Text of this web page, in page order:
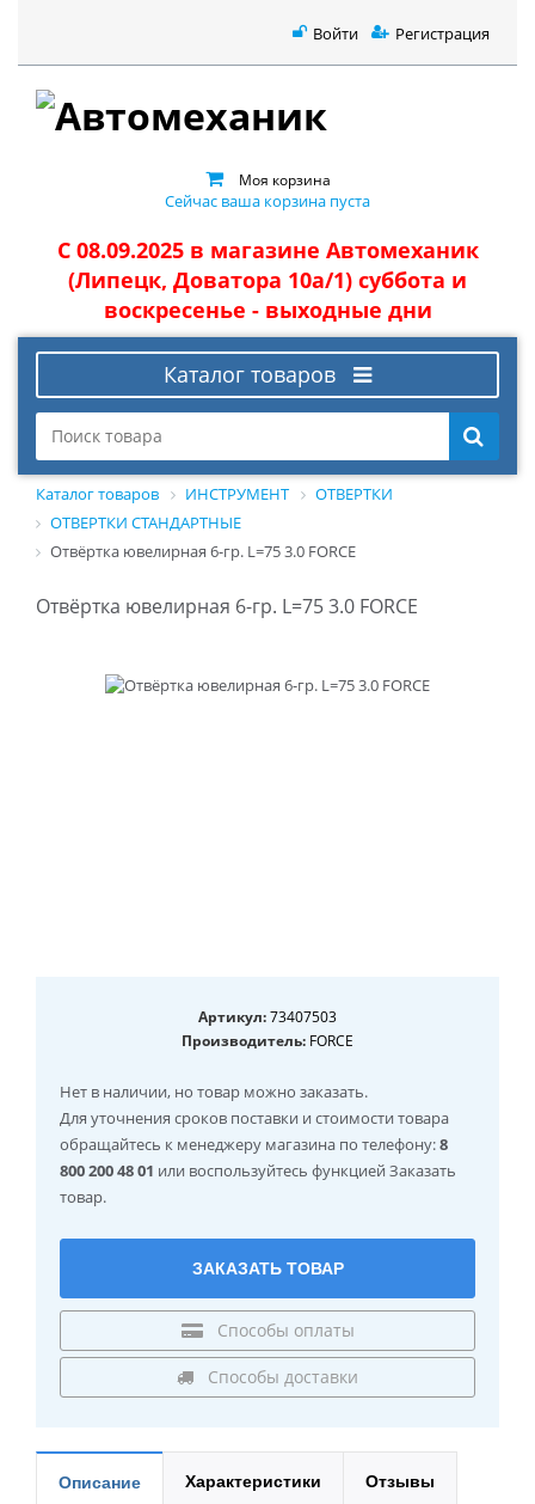
Войти Регистрация
Моя корзина
Сейчас ваша корзина пуста
С 08.09.2025 в магазине Автомеханик
(Липецк, Доватора 10а/1) суббота и
воскресенье - выходные дни
Каталог товаров
Каталог товаров ИНСТРУМЕНТ
ОТВЕРТКИ
ОТВЕРТКИ СТАНДАРТНЫЕ
Отвёртка ювелирная 6-гр. L=75 3.0 FORCE
Отвёртка ювелирная 6-гр. L=75 3.0 FORCE
Артикул:73407503
Производитель: FORCE
Нет в наличии, но товар можно заказать.
Для уточнения сроков поставки и стоимости товара
обращайтесь к менеджеру магазина по телефону:8
800 200 48 01 или воспользуйтесь функцией Заказать
товар.
ЗАКАЗАТЬ ТОВАР
Способы оплаты
Способы доставки
Описание Характеристики Отзывы